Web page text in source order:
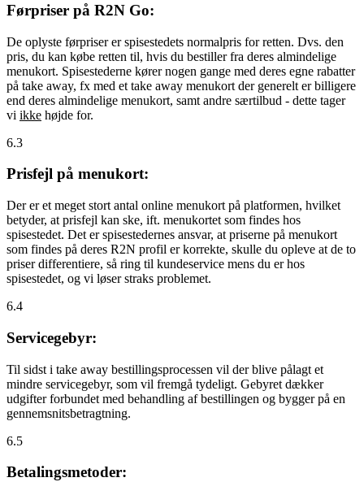
Førpriser på R2N Go:
De oplyste førpriser er spisestedets normalpris for retten. Dvs. den
pris, du kan købe retten til, hvis du bestiller fra deres almindelige
menukort. Spisestederne kører nogen gange med deres egne rabatter
på take away, fx med et take away menukort der generelt er billigere
end deres almindelige menukort, samt andre særtilbud - dette tager
vi ikke højde for.
6.3
Prisfejl på menukort:
Der er et meget stort antal online menukort på platformen, hvilket
betyder, at prisfejl kan ske, ift. menukortet som findes hos
spisestedet. Det er spisestedernes ansvar, at priserne på menukort
som findes på deres R2N profil er korrekte, skulle du opleve at de to
priser differentiere, så ring til kundeservice mens du er hos
spisestedet, og vi løser straks problemet.
6.4
Servicegebyr:
Til sidst i take away bestillingsprocessen vil der blive pålagt et
mindre servicegebyr, som vil fremgå tydeligt. Gebyret dækker
udgifter forbundet med behandling af bestillingen og bygger på en
gennemsnitsbetragtning.
6.5
Betalingsmetoder: